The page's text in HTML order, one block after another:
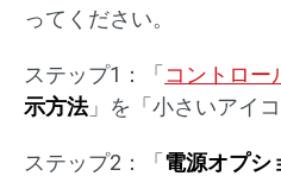
ってください。
ステップ1：「 コントロー
示方法」を「小さいアイ
ステップ2：「 電源オプシ